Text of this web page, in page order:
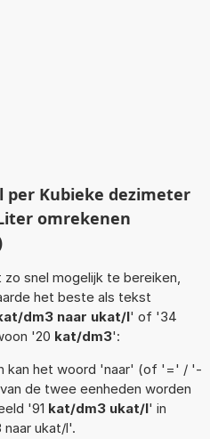
per Kubieke dezimeter
omrekenen
snel mogelijk te bereiken,
het beste als tekst
dm3 naar ukat/l' of '34
'20 kat/dm3':
kan het woord 'naar' (of '=' / '-
de twee eenheden worden
'91 kat/dm3 ukat/l' in
ukat/l'.